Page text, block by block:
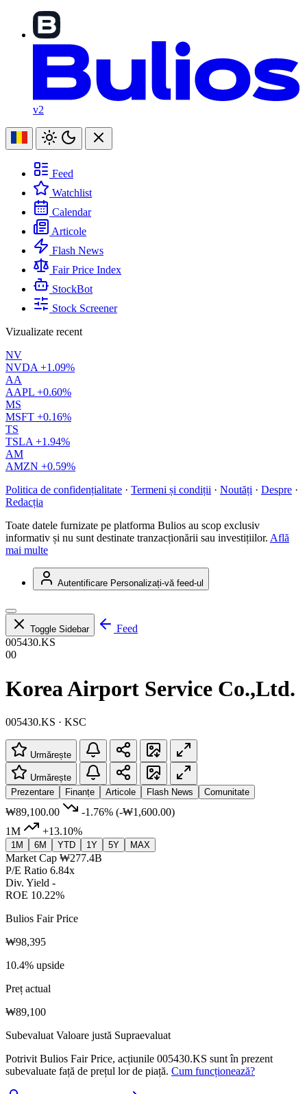
v2
Feed
Watchlist
Calendar
Articole
Flash News
Fair Price Index
StockBot
Stock Screener
Vizualizate recent
NV
NVDA +1.09%
AA
AAPL +0.60%
MS
MSFT +0.16%
TS
TSLA +1.94%
AM
AMZN +0.59%
Politica de confidențialitate · Termeni și condiții · Noutăți · Despre ·
Redacția
Toate datele furnizate pe platforma Bulios au scop exclusiv
informativ și nu sunt destinate tranzacționării sau investițiilor. Află
mai multe
Autentificare Personalizați-vă feed-ul
Toggle Sidebar
Feed
005430.KS
00
Korea Airport Service Co.,Ltd.
005430.KS · KSC
Urmărește
Urmărește
Prezentare
Finanțe Articole Flash News Comunitate
₩89,100.00 -1.76% (-₩1,600.00)
1M
+13.10%
1M 6M YTD 1Y 5Y MAX
Market Cap ₩277.4B
P/E Ratio 6.84x
Div. Yield -
ROE 10.22%
Bulios Fair Price
₩98,395
10.4% upside
Preț actual
₩89,100
Subevaluat Valoare justă Supraevaluat
Potrivit Bulios Fair Price, acțiunile 005430.KS sunt în prezent
subevaluate față de prețul lor de piață. Cum funcționează?